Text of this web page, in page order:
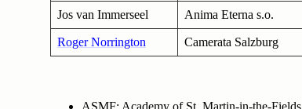
Jos van Immerseel Anima Eterna s.o.
Roger Norrington Camerata Salzburg